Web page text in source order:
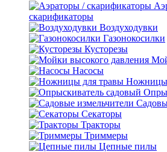
скарификаторы
Воздуходувки
Газонокосилки
Кусторезы
Насосы
Ножницы
Секаторы
Тракторы
Триммеры
Цепные пилы